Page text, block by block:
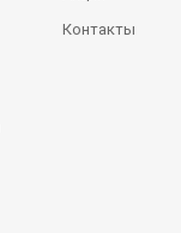
Контакты